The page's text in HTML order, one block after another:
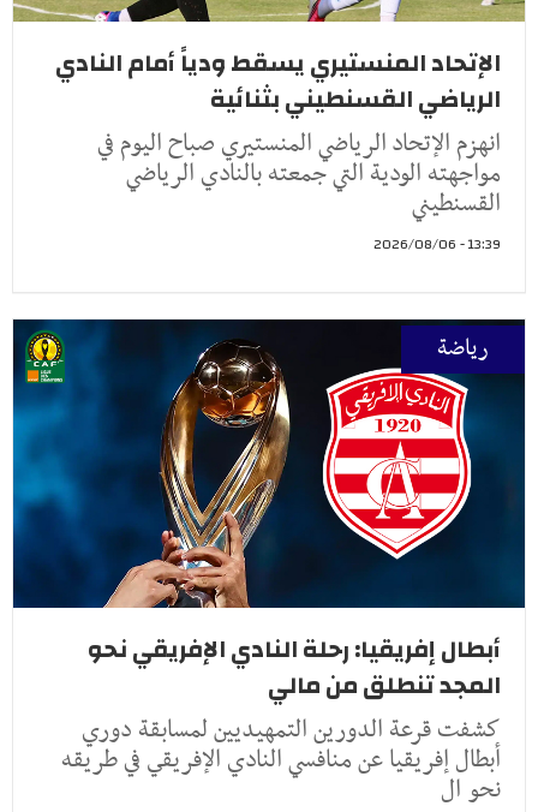
الإتحاد المنستيري يسقط ودياً أمام النادي
الرياضي القسنطيني بثنائية
انهزم الإتحاد الرياضي المنستيري صباح اليوم في
مواجهته الودية التي جمعته بالنادي الرياضي
القسنطيني
13:39 - 2026/08/06
رياضة
أبطال إفريقيا: رحلة النادي الإفريقي نحو
المجد تنطلق من مالي
كشفت قرعة الدورين التمهيديين لمسابقة دوري
أبطال إفريقيا عن منافسي النادي الإفريقي في طريقه
نحو ال